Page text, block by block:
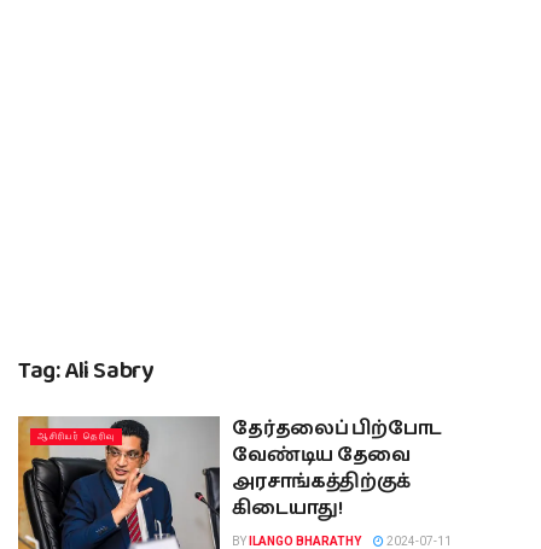
Tag:Ali Sabry
ஆசிரியர் தெரிவு
தேர்தலைப் பிற்போட
வேண்டிய தேவை
அரசாங்கத்திற்குக்
கிடையாது!
BY ILANGO BHARATHY 2024-07-11